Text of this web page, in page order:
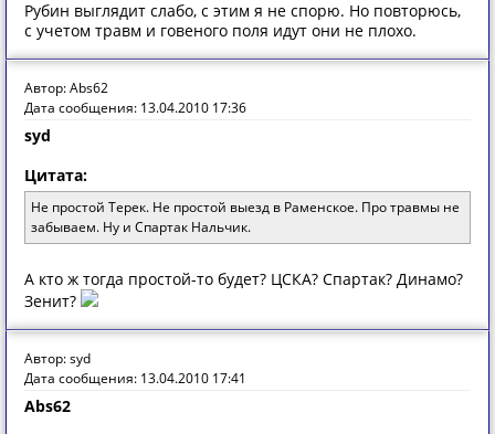
Рубин выглядит слабо, с этим я не спорю. Но повторюсь,
с учетом травм и говеного поля идут они не плохо.
Автор: Abs62
Дата сообщения: 13.04.2010 17:36
syd
Цитата:
Не простой Терек. Не простой выезд в Раменское. Про травмы не
забываем. Ну и Спартак Нальчик.
А кто ж тогда простой-то будет? ЦСКА? Спартак? Динамо?
Зенит?
Автор: syd
Дата сообщения: 13.04.2010 17:41
Abs62